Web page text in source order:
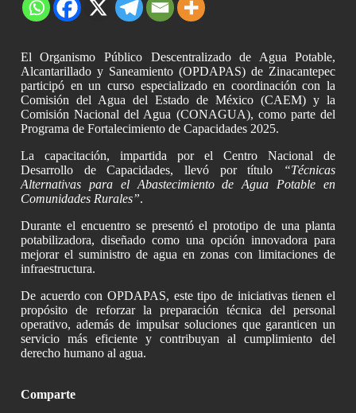
El Organismo Público Descentralizado de Agua Potable,
Alcantarillado y Saneamiento (OPDAPAS) de Zinacantepec
participó en un curso especializado en coordinación con la
Comisión del Agua del Estado de México (CAEM) y la
Comisión Nacional del Agua (CONAGUA), como parte del
Programa de Fortalecimiento de Capacidades 2025.
La capacitación, impartida por el Centro Nacional de
Desarrollo de Capacidades, llevó por título
“Técnicas
Alternativas para el Abastecimiento de Agua Potable en
Comunidades Rurales”.
Durante el encuentro se presentó el prototipo de una planta
potabilizadora, diseñado como una opción innovadora para
mejorar el suministro de agua en zonas con limitaciones de
infraestructura.
De acuerdo con OPDAPAS, este tipo de iniciativas tienen el
propósito de reforzar la preparación técnica del personal
operativo, además de impulsar soluciones que garanticen un
servicio más eficiente y contribuyan al cumplimiento del
derecho humano al agua.
Comparte